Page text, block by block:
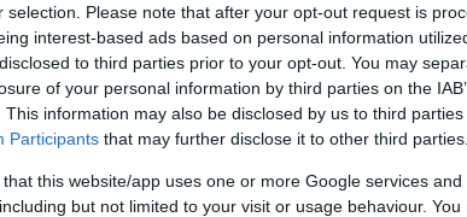
selection. Please note that after your opt-out request is
interest-based ads based on personal information
to third parties prior to your opt-out. You may
of your personal information by third parties on the
This information may also be disclosed by us to third
Participants that may further disclose it to other third parties.
that this website/app uses one or more Google services
but not limited to your visit or usage behaviour.
la plataforma X ha puesto de manifiesto
de las cuentas de alto perfil. Este
antisemitas, sino que también generó una
un personaje que siempre ha
Pero, ¿realmente estamos conscientes
de nuestro contenido en redes